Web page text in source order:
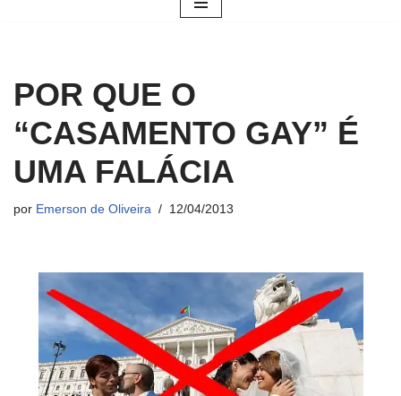
POR QUE O
“CASAMENTO GAY” É
UMA FALÁCIA
por Emerson de Oliveira 12/04/2013